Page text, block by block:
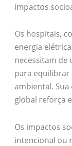
impactos
Os hospitais,
energia
necessitam de
para equilibrar
ambiental.
global reforça
Os impactos
intencional ou